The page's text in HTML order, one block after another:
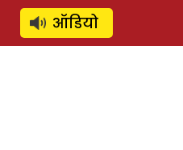
SUBSCRIBE
ऑडियो